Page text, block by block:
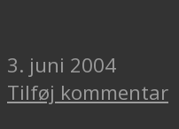
3. juni 2004
Tilføj kommentar